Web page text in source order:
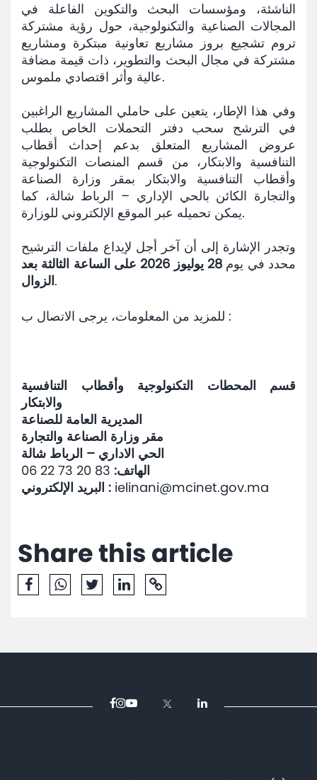
الناشئة، ومؤسسات البحث والتكوين الفاعلة في
المجالات الصناعية والتكنولوجية، حول رؤية مشتركة
تروم تشجيع بروز مشاريع تعاونية مبتكرة ومشاريع
مشتركة في مجال البحث والتطوير، ذات قيمة مضافة
عالية وأثر اقتصادي ملموس.
وفي هذا الإطار، يتعين على حاملي المشاريع الراغبين
في الترشح سحب دفتر التحملات الخاص بطلب
عروض المشاريع المتعلق بدعم إحداث أقطاب
التنافسية والابتكار، من قسم المنصات التكنولوجية
وأقطاب التنافسية والابتكار بمقر وزارة الصناعة
والتجارة الكائن بالحي الإداري – الرباط شالة، كما
يمكن تحميله عبر الموقع الإلكتروني للوزارة.
وتجدر الإشارة إلى أن آخر أجل لإيداع ملفات الترشيح
محدد في يوم
28 يوليوز 2026 على الساعة الثالثة بعد
الزوال.
للمزيد من المعلومات، يرجى الاتصال ب :
قسم المحطات التكنولوجية وأقطاب التنافسية
والابتكار
المديرية العامة للصناعة
الحي الاداري – الرباط شالة
الهاتف: 83 20 73 22 06
البريد الإلكتروني : ielinani@mcinet.gov.ma
Share this article